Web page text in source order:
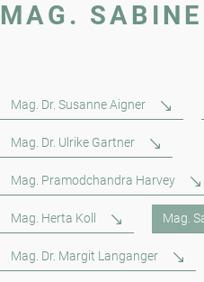
MAG.
Mag. Dr. Susanne Aigner
Mag. Dr. Ulrike Gartner
Mag. Pramodchandra Harvey
Mag. Herta Koll Mag.
Mag. Dr. Margit Langanger